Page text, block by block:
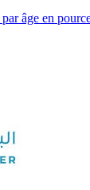
âge en